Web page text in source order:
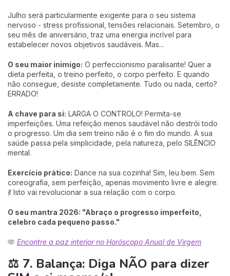
Julho será particularmente exigente para o seu sistema
nervoso - stress profissional, tensões relacionais. Setembro, o
seu mês de aniversário, traz uma energia incrível para
estabelecer novos objetivos saudáveis. Mas...
O seu maior inimigo: O perfeccionismo paralisante! Quer a
dieta perfeita, o treino perfeito, o corpo perfeito. E quando
não consegue, desiste completamente. Tudo ou nada, certo?
ERRADO!
A chave para si: LARGA O CONTROLO! Permita-se
imperfeições. Uma refeição menos saudável não destrói todo
o progresso. Um dia sem treino não é o fim do mundo. A sua
saúde passa pela simplicidade, pela natureza, pelo SILÊNCIO
mental.
Exercício prático: Dance na sua cozinha! Sim, leu bem. Sem
coreografia, sem perfeição, apenas movimento livre e alegre.
💃 Isto vai revolucionar a sua relação com o corpo.
O seu mantra 2026: "Abraço o progresso imperfeito,
celebro cada pequeno passo."
🫶 Encontre a paz interior no Horóscopo Anual de Virgem
⚖️ 7. Balança: Diga NÃO para dizer